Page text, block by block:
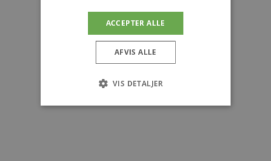
ACCEPTER ALLE
AFVIS ALLE
VIS DETALJER